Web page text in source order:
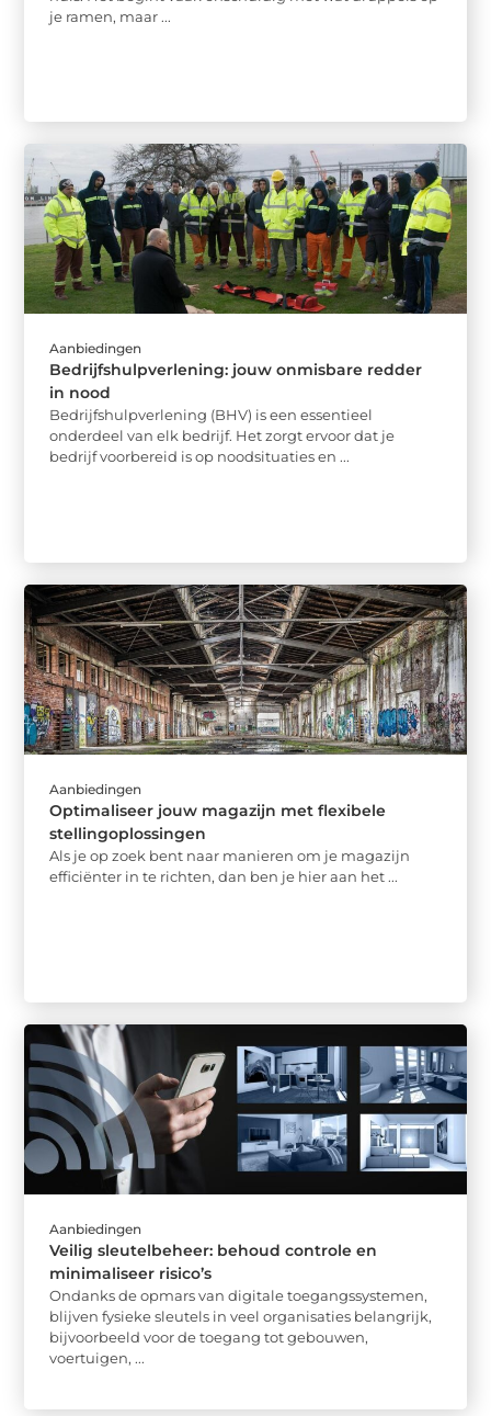
je ramen, maar ...
Aanbiedingen
Bedrijfshulpverlening: jouw onmisbare redder
in nood
Bedrijfshulpverlening (BHV) is een essentieel
onderdeel van elk bedrijf. Het zorgt ervoor dat je
bedrijf voorbereid is op noodsituaties en ...
Aanbiedingen
Optimaliseer jouw magazijn met flexibele
stellingoplossingen
Als je op zoek bent naar manieren om je magazijn
efficiënter in te richten, dan ben je hier aan het ...
Aanbiedingen
Veilig sleutelbeheer: behoud controle en
minimaliseer risico’s
Ondanks de opmars van digitale toegangssystemen,
blijven fysieke sleutels in veel organisaties belangrijk,
bijvoorbeeld voor de toegang tot gebouwen,
voertuigen, ...